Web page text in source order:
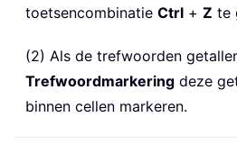
toetsencombinatie Ctrl + Z te
(2) Als de trefwoorden
Trefwoordmarkering deze
binnen cellen markeren.